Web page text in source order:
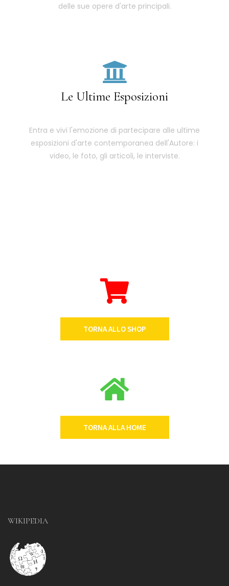
delle sue opere d'arte principali.
Le Ultime Esposizioni
Entra e vivi l'emozione di partecipare alle ultime
esposizioni d'arte contemporanea dell'Autore: i
video, le foto, gli articoli, le interviste.
TORNA ALLO SHOP
TORNA ALLA HOME
WIKIPEDIA